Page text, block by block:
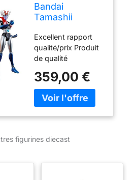
Bandai
Tamashii
Mazinger Z
Figurines
Diecast Soul of
Chogokin GX-
08R Aphrodai A
vs GX-09R
Minerva X 16
cm
Excellent rapport
qualité/prix Produit
de qualité
359,00 €
figurines diecast